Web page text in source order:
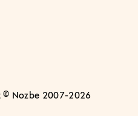
Nozbe 2007-2026